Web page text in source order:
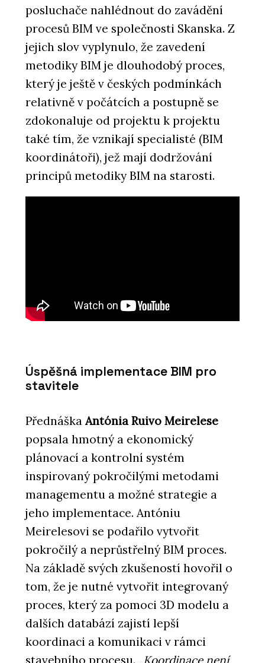
posluchače nahlédnout do zavádění
procesů BIM ve společnosti Skanska. Z
jejich slov vyplynulo, že zavedení
metodiky BIM je dlouhodobý proces,
který je ještě v českých podmínkách
relativně v počátcích a postupně se
zdokonaluje od projektu k projektu
také tím, že vznikají specialisté (BIM
koordinátoři), jež mají dodržování
principů metodiky BIM na starosti.
Úspěšná implementace BIM pro
stavitele
PřednáškaAntónia Ruivo Meirelese
popsala hmotný a ekonomický
plánovací a kontrolní systém
inspirovaný pokročilými metodami
managementu a možné strategie a
jeho implementace. Antóniu
Meirelesovi se podařilo vytvořit
pokročilý a neprůstřelný BIM proces.
Na základě svých zkušeností hovořil o
tom, že je nutné vytvořit integrovaný
proces, který za pomoci 3D modelu a
dalších databází zajistí lepší
koordinaci a komunikaci v rámci
stavebního procesu. „Koordinace není